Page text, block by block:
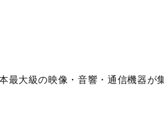
最大級の映像・音響・通信機器が